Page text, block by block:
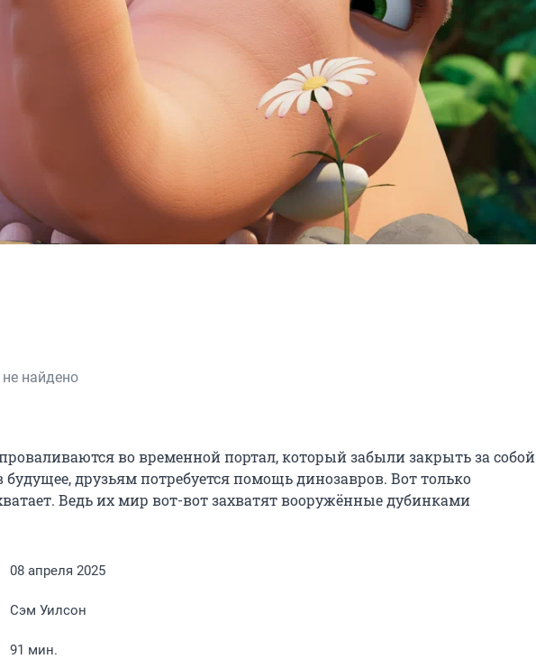
найдено
во временной портал, который забыли закрыть за собой
друзьям потребуется помощь динозавров. Вот только
Ведь их мир вот-вот захватят вооружённые дубинками
08 апреля 2025
Сэм Уилсон
91 мин.